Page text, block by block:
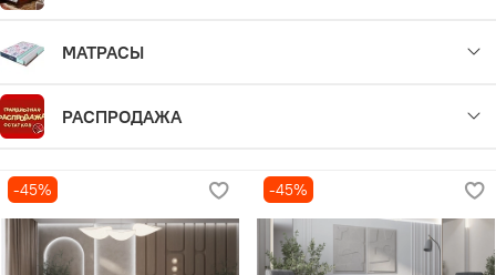
МАТРАСЫ
РАСПРОДАЖА
-45% -45%